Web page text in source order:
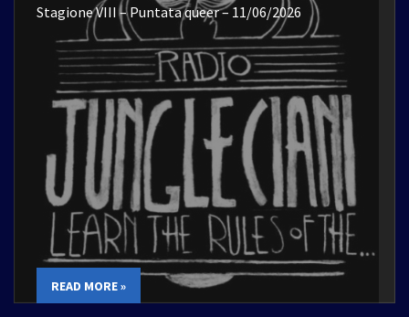
Stagione VIII – Puntata queer – 11/06/2026
READ MORE »